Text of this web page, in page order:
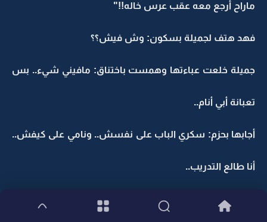
ماراح أرجع معه عقب عرس خاله!!"
فهد هتف لجميلة بسكون: وش فيش؟؟
جميلة خلعت عباءتها وهمست باختناق: مافيني شيء.. بس
تعبانة أبي أنام..
أجابها بحزم: سكري الباب على نفسش.. ونامي على كيفش..
أنا طالع التدريب..